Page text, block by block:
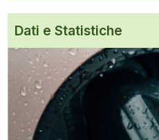
Dati e Statistiche